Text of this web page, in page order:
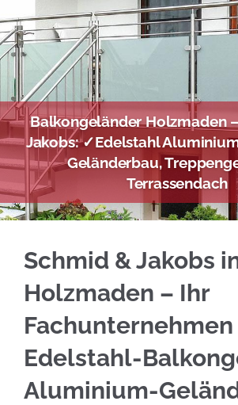
Balkongeländer Holzmaden
Jakobs: ✓Edelstahl
Geländerbau,
Terrassendach
Schmid & Jakobs
Holzmaden – Ihr
Edelstahl-
Aluminium-